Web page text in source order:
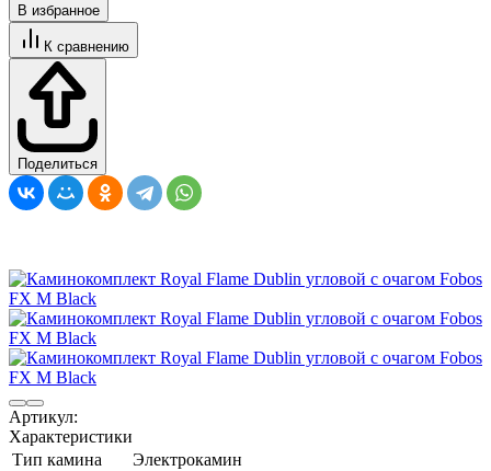
В избранное
К сравнению
Поделиться
Артикул:
Характеристики
Тип камина
Электрокамин